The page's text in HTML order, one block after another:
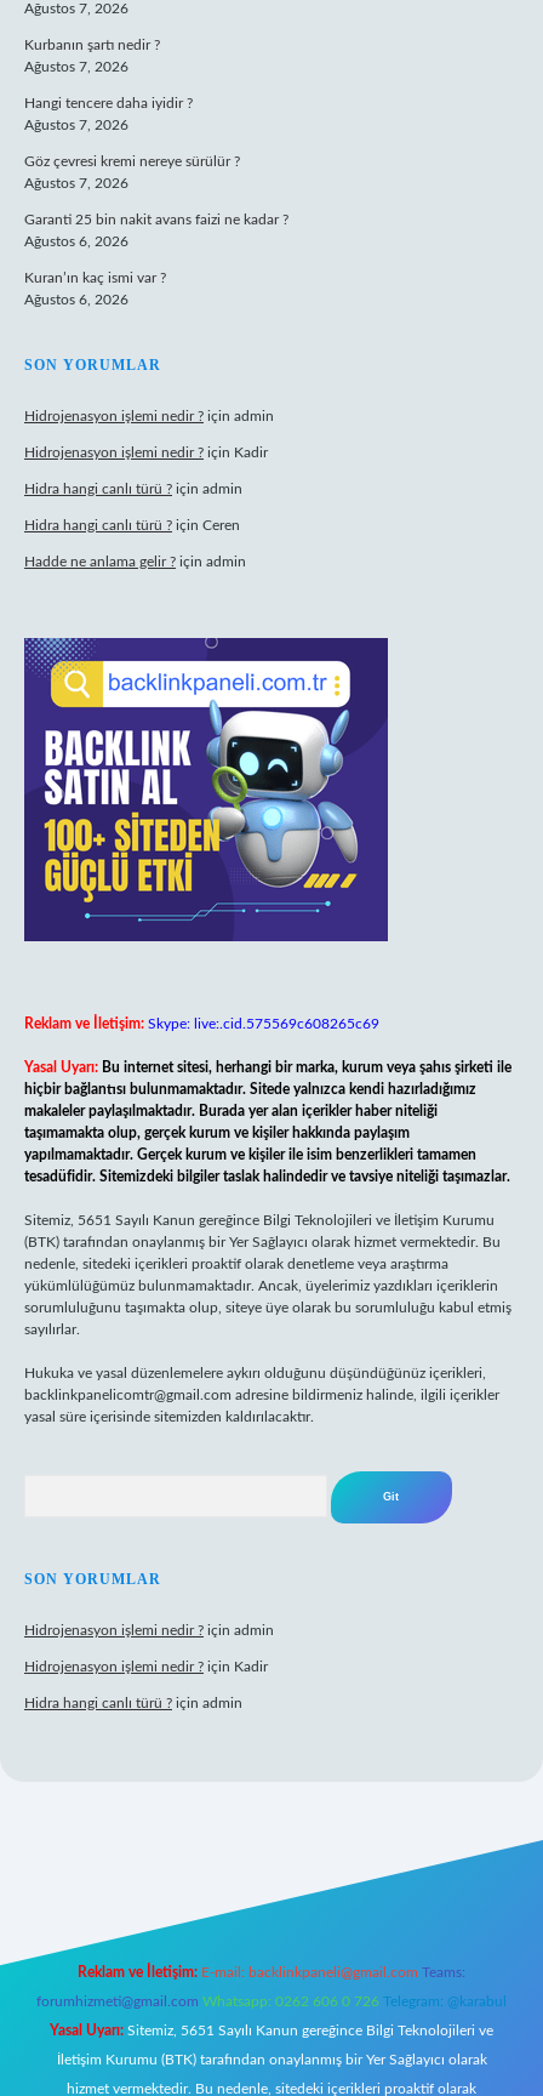
Ağustos 7, 2026
Kurbanın şartı nedir ?
Ağustos 7, 2026
Hangi tencere daha iyidir ?
Ağustos 7, 2026
Göz çevresi kremi nereye sürülür ?
Ağustos 7, 2026
Garanti 25 bin nakit avans faizi ne kadar ?
Ağustos 6, 2026
Kuran’ın kaç ismi var ?
Ağustos 6, 2026
SON YORUMLAR
Hidrojenasyon işlemi nedir ? için admin
Hidrojenasyon işlemi nedir ? için Kadir
Hidra hangi canlı türü ? için admin
Hidra hangi canlı türü ? için Ceren
Hadde ne anlama gelir ? için admin
Reklam ve İletişim: Skype: live:.cid.575569c608265c69
Yasal Uyarı: Bu internet sitesi, herhangi bir marka, kurum veya şahıs şirketi ile
hiçbir bağlantısı bulunmamaktadır. Sitede yalnızca kendi hazırladığımız
makaleler paylaşılmaktadır. Burada yer alan içerikler haber niteliği
taşımamakta olup, gerçek kurum ve kişiler hakkında paylaşım
yapılmamaktadır. Gerçek kurum ve kişiler ile isim benzerlikleri tamamen
tesadüfidir. Sitemizdeki bilgiler taslak halindedir ve tavsiye niteliği taşımazlar.
Sitemiz, 5651 Sayılı Kanun gereğince Bilgi Teknolojileri ve İletişim Kurumu
(BTK) tarafından onaylanmış bir Yer Sağlayıcı olarak hizmet vermektedir. Bu
nedenle, sitedeki içerikleri proaktif olarak denetleme veya araştırma
yükümlülüğümüz bulunmamaktadır. Ancak, üyelerimiz yazdıkları içeriklerin
sorumluluğunu taşımakta olup, siteye üye olarak bu sorumluluğu kabul etmiş
sayılırlar.
Hukuka ve yasal düzenlemelere aykırı olduğunu düşündüğünüz içerikleri,
backlinkpanelicomtr@gmail.com adresine bildirmeniz halinde, ilgili içerikler
yasal süre içerisinde sitemizden kaldırılacaktır.
SON YORUMLAR
Hidrojenasyon işlemi nedir ? için admin
Hidrojenasyon işlemi nedir ? için Kadir
Hidra hangi canlı türü ? için admin
Reklam ve İletişim: E-mail: backlinkpaneli@gmail.com Teams:
forumhizmeti@gmail.com Whatsapp: 0262 606 0 726 Telegram: @karabul
Yasal Uyarı: Sitemiz, 5651 Sayılı Kanun gereğince Bilgi Teknolojileri ve
İletişim Kurumu (BTK) tarafından onaylanmış bir Yer Sağlayıcı olarak
hizmet vermektedir. Bu nedenle, sitedeki içerikleri proaktif olarak